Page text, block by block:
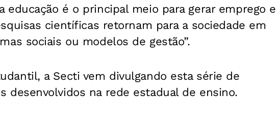
educação é o principal meio para gerar emprego e
científicas retornam para a sociedade em
sociais ou modelos de gestão”.
a Secti vem divulgando esta série de
desenvolvidos na rede estadual de ensino.